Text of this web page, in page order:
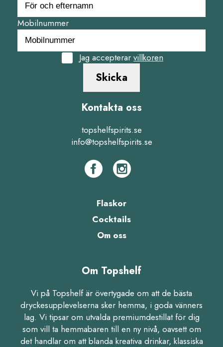
Mobilnummer
Jag accepterar villkoren
Skicka
Kontakta oss
topshelfspirits.se
info@topshelfspirits.se
Flaskor
Cocktails
Om oss
Om Topshelf
Vi på Topshelf är övertygade om att de bästa
dryckesupplevelserna sker hemma, i goda vänners
lag. Vi tipsar om utvalda premiumdestillat för dig
som vill ta hemmabaren till en ny nivå, oavsett om
det handlar om att blanda kreativa drinkar, klassiska